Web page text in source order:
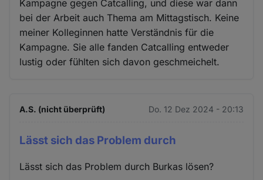
Kampagne gegen Catcalling, und diese war dann
bei der Arbeit auch Thema am Mittagstisch. Keine
meiner Kolleginnen hatte Verständnis für die
Kampagne. Sie alle fanden Catcalling entweder
lustig oder fühlten sich davon geschmeichelt.
A.S. (nicht überprüft) Do. 12 Dez 2024 - 20:13
Lässt sich das Problem durch
Lässt sich das Problem durch Burkas lösen?